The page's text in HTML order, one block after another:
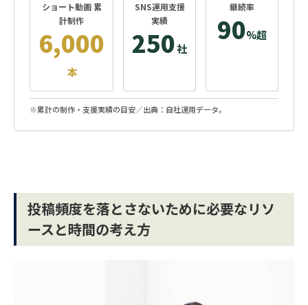
ショート動画 累
計制作
6,000
本
SNS運用支援
実績
250社
継続率
90%超
※累計の制作・支援実績の目安／出典：自社運用データ。
投稿頻度を落とさないために必要なリソ
ースと時間の考え方